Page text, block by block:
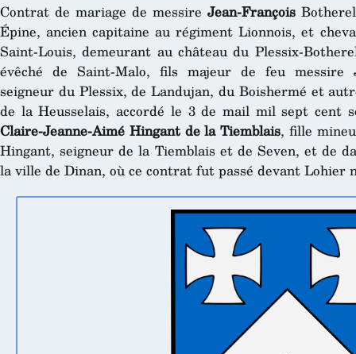
Contrat de mariage de messire Jean-François
Épine, ancien capitaine au régiment Lionnois, et
Saint-Louis, demeurant au château du Plessix-
évêché de Saint-Malo, fils majeur de feu messire
seigneur du Plessix, de Landujan, du Boishermé et
de la Heusselais, accordé le 3 de mail mil sept cent
Claire-Jeanne-Aimé Hingant de la Tiemblais, fille
Hingant, seigneur de la Tiemblais et de Seven, et de
la ville de Dinan, où ce contrat fut passé devant Lohier